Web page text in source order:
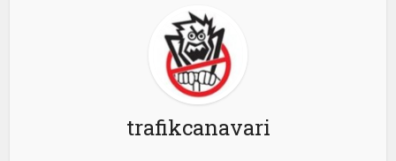
trafikcanavari